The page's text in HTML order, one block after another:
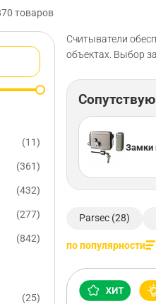
товаров
(11)
(361)
(432)
(277)
(842)
(25)
Считыватели
объектах. Выбор
Замки
Parsec (28)
по популярности